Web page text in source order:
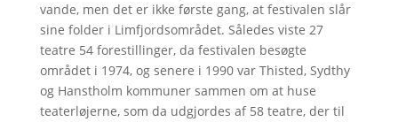
vande, men det er ikke første gang, at festivalen slår
sine folder i Limfjordsområdet. Således viste 27
teatre 54 forestillinger, da festivalen besøgte
området i 1974, og senere i 1990 var Thisted, Sydthy
og Hanstholm kommuner sammen om at huse
teaterløjerne, som da udgjordes af 58 teatre, der til